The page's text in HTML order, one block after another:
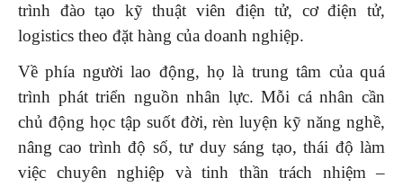
trình đào tạo kỹ thuật viên điện tử, cơ điện tử,
logistics theo đặt hàng của doanh nghiệp.
Về phía người lao động, họ là trung tâm của quá
trình phát triển nguồn nhân lực. Mỗi cá nhân cần
chủ động học tập suốt đời, rèn luyện kỹ năng nghề,
nâng cao trình độ số, tư duy sáng tạo, thái độ làm
việc chuyên nghiệp và tinh thần trách nhiệm –